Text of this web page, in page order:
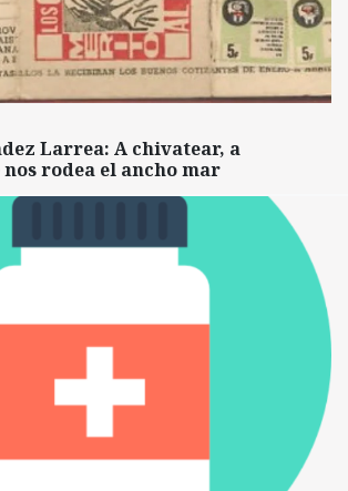
Larrea: A chivatear, a
rodea el ancho mar